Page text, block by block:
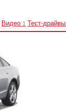
Видео 1 Тест-драйвы